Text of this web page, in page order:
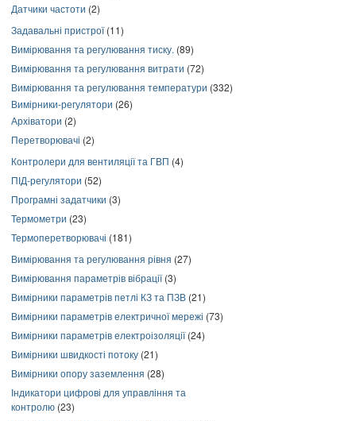
Датчики частоти (2)
Задавальні пристрої(11)
Вимірювання та регулювання тиску. (89)
Вимірювання та регулювання витрати (72)
Вимірювання та регулювання температури (332)
Вимірники-регулятори (26)
Архіватори (2)
Перетворювачі (2)
Контролери для вентиляції та ГВП (4)
ПІД-регулятори (52)
Програмні задатчики (3)
Термометри (23)
Термоперетворювачі (181)
Вимірювання та регулювання рівня (27)
Вимірювання параметрів вібрації(3)
Вимірники параметрів петлі КЗ та ПЗВ (21)
Вимірники параметрів електричної мережі (73)
Вимірники параметрів електроізоляції(24)
Вимірники швидкості потоку (21)
Вимірники опору заземлення (28)
Індикатори цифрові для управління та
контролю (23)